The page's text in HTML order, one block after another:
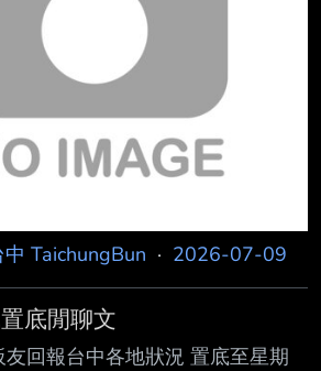
新發布新文章。 站方禁止物品
禁止網路平台交易
2. 推文格式及限制如
，板主得直接刪除不另通知。 推
中 TaichungBun · 2026-07-09
底閒聊文
回報台中各地狀況 置底至星期